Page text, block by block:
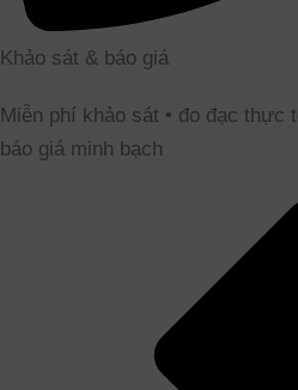
Khảo sát & báo giá
Miễn phí khảo sát • đo đạc thực
báo giá minh bạch